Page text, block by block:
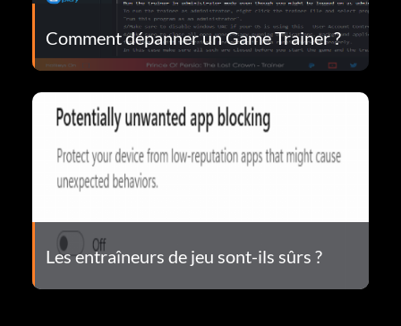
Comment dépanner un Game Trainer ?
Les entraîneurs de jeu sont-ils sûrs ?